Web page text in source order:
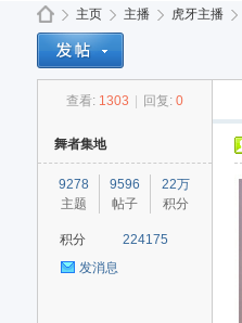
主页
›
主播
›
虎牙主播
查看: 1303 回复: 0
舞者集地
9278
主题
9596
帖子
22万
积分
积分
224175
发消息